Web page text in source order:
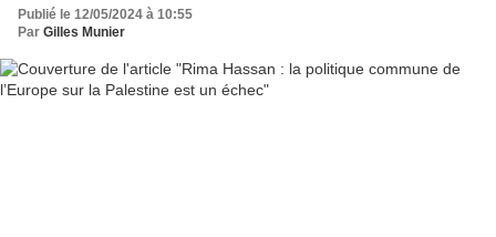
Publié le 12/05/2024 à 10:55
Par Gilles Munier